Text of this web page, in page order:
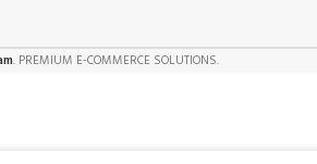
. PREMIUM E-COMMERCE SOLUTIONS.